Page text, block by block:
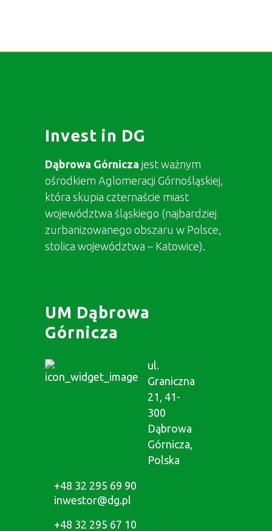
Invest in DG
Dąbrowa Górnicza jest ważnym
ośrodkiem Aglomeracji Górnośląskiej,
która skupia czternaście miast
województwa śląskiego (najbardziej
zurbanizowanego obszaru w Polsce,
stolica województwa – Katowice).
UM Dąbrowa
Górnicza
ul.
Graniczna
21, 41-
300
Dąbrowa
Górnicza,
Polska
+48 32 295 69 90
inwestor@dg.pl
+48 32 295 67 10